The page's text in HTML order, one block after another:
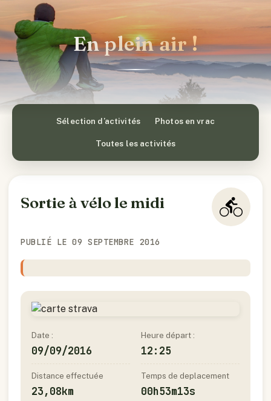
En plein air !
Sélection d’activités Photos en vrac
Toutes les activités
Sortie à vélo le midi
PUBLIÉ LE 09 SEPTEMBRE 2016
Date :
09/09/2016
Heure départ :
12:25
Distance effectuée
23,08km
Temps de deplacement
00h53m13s